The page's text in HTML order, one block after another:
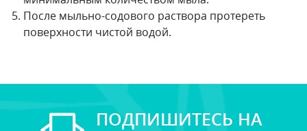
После мыльно-содового раствора протереть
поверхности чистой водой.
ПОДПИШИТЕСЬ НА